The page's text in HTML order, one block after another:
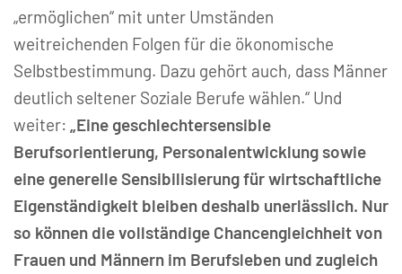
„ermöglichen“ mit unter Umständen
weitreichenden Folgen für die ökonomische
Selbstbestimmung. Dazu gehört auch, dass Männer
deutlich seltener Soziale Berufe wählen.“ Und
weiter: „Eine geschlechtersensible
Berufsorientierung, Personalentwicklung sowie
eine generelle Sensibilisierung für wirtschaftliche
Eigenständigkeit bleiben deshalb unerlässlich. Nur
so können die vollständige Chancengleichheit von
Frauen und Männern im Berufsleben und zugleich